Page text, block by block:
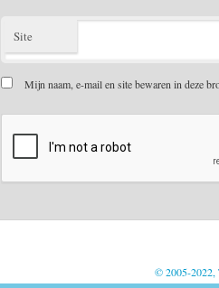
Site
Mijn naam, e-mail en site bewaren in deze
© 2005-2022,